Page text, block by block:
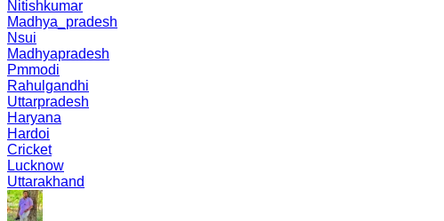
Nitishkumar
Madhya_pradesh
Nsui
Madhyapradesh
Pmmodi
Rahulgandhi
Uttarpradesh
Haryana
Hardoi
Cricket
Lucknow
Uttarakhand